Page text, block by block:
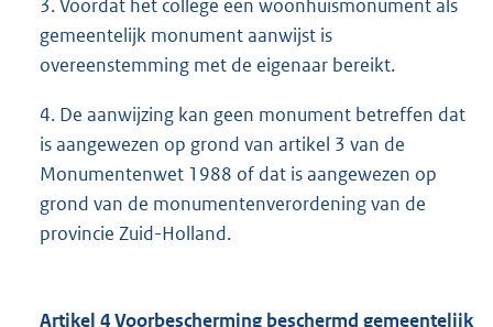
3. Voordat het college een woonhuismonument als
gemeentelijk monument aanwijst is
overeenstemming met de eigenaar bereikt.
4. De aanwijzing kan geen monument betreffen dat
is aangewezen op grond van artikel 3 van de
Monumentenwet 1988 of dat is aangewezen op
grond van de monumentenverordening van de
provincie Zuid-Holland.
Artikel 4 Voorbescherming beschermd gemeentelijk